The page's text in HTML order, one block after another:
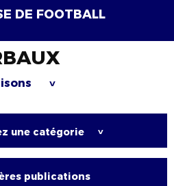
DE FOOTBALL
>
une catégorie >
publications